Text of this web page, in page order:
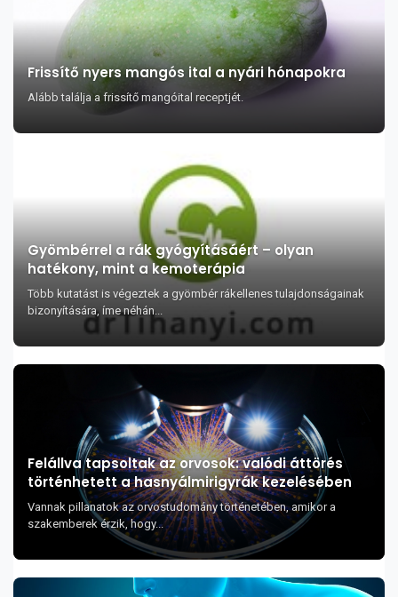
Frissítő nyers mangós ital a nyári hónapokra
Alább találja a frissítő mangóital receptjét.
Gyömbérrel a rák gyógyításáért – olyan
hatékony, mint a kemoterápia
Több kutatást is végeztek a gyömbér rákellenes tulajdonságainak
bizonyítására, íme néhán...
Felállva tapsoltak az orvosok: valódi áttörés
történhetett a hasnyálmirigyrák kezelésében
Vannak pillanatok az orvostudomány történetében, amikor a
szakemberek érzik, hogy...